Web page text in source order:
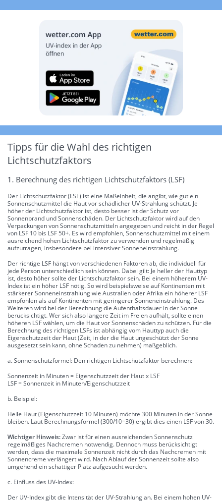
Tipps für die Wahl des richtigen
Lichtschutzfaktors
1. Berechnung des richtigen Lichtschutzfaktors (LSF)
Der Lichtschutzfaktor (LSF) ist eine Maßeinheit, die angibt, wie gut ein
Sonnenschutzmittel die Haut vor schädlicher UV-Strahlung schützt. Je
höher der Lichtschutzfaktor ist, desto besser ist der Schutz vor
Sonnenbrand und Sonnenschäden. Der Lichtschutzfaktor wird auf den
Verpackungen von Sonnenschutzmitteln angegeben und reicht in der Regel
von LSF 10 bis LSF 50+. Es wird empfohlen, Sonnenschutzmittel mit einem
ausreichend hohen Lichtschutzfaktor zu verwenden und regelmäßig
aufzutragen, insbesondere bei intensiver Sonneneinstrahlung.
Der richtige LSF hängt von verschiedenen Faktoren ab, die individuell für
jede Person unterschiedlich sein können. Dabei gilt: Je heller der Hauttyp
ist, desto höher sollte der Lichtschutzfaktor sein. Bei einem höherem UV-
Index ist ein höher LSF nötig. So wird beispielsweise auf Kontinenten mit
stärkerer Sonneneinstrahlung wie Australien oder Afrika ein höherer LSF
empfohlen als auf Kontinenten mit geringerer Sonneneinstrahlung. Des
Weiteren wird bei der Berechnung die Aufenthaltsdauer in der Sonne
berücksichtigt. Wer sich also längere Zeit im Freien aufhält, sollte einen
höheren LSF wählen, um die Haut vor Sonnenschäden zu schützen. Für die
Berechnung des richtigen LSFs ist abhängig vom Hauttyp auch die
Eigenschutzzeit der Haut (Zeit, in der die Haut ungeschützt der Sonne
ausgesetzt sein kann, ohne Schaden zu nehmen) maßgeblich.
a. Sonnenschutzformel: Den richtigen Lichtschutzfaktor berechnen:
Sonnenzeit in Minuten = Eigenschutzzeit der Haut x LSF
LSF = Sonnenzeit in Minuten/Eigenschutzzeit
b. Beispiel:
Helle Haut (Eigenschutzzeit 10 Minuten) möchte 300 Minuten in der Sonne
bleiben. Laut Berechnungsformel (300/10=30) ergibt dies einen LSF von 30.
Wichtiger Hinweis:Zwar ist für einen ausreichenden Sonnenschutz
regelmäßiges Nachcremen notwendig. Dennoch muss berücksichtigt
werden, dass die maximale Sonnenzeit nicht durch das Nachcremen mit
Sonnencreme verlängert wird. Nach Ablauf der Sonnenzeit sollte also
umgehend ein schattiger Platz aufgesucht werden.
c. Einfluss des UV-Index:
Der UV-Index gibt die Intensität der UV-Strahlung an. Bei einem hohen UV-